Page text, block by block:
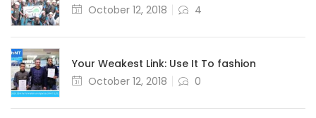
October 12, 2018
4
Your Weakest Link: Use It To fashion
October 12, 2018
0